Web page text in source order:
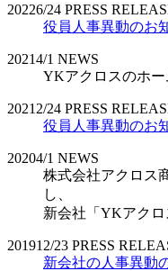
20226/24 PRESS
役員人事異動のお
20214/1 NEWS
YKアクロスのホー
2021 2/24 PRESS
役員人事異動のお
20204/1 NEWS
株式会社アクロス
し、
新会社「YKアクロ
201912/23 PRESS
新会社の人事異動